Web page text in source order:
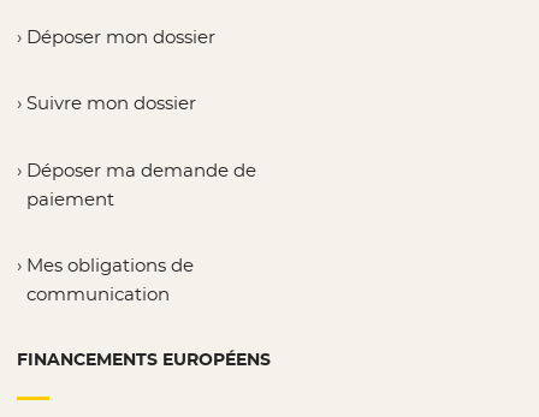
Déposer mon dossier
Suivre mon dossier
Déposer ma demande de
paiement
Mes obligations de
communication
FINANCEMENTS EUROPÉENS